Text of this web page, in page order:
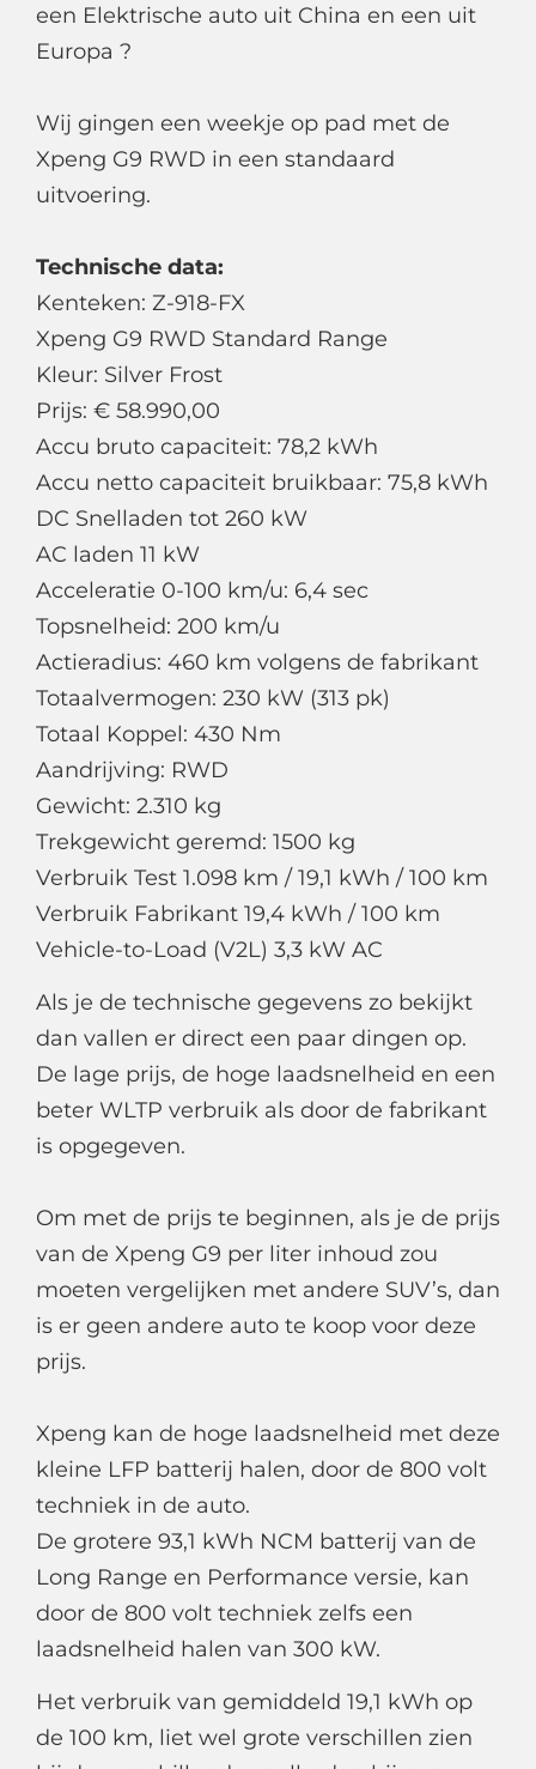
een Elektrische auto uit China en een uit
Europa ?
Wij gingen een weekje op pad met de
Xpeng G9 RWD in een standaard
uitvoering.
Technische data:
Kenteken: Z-918-FX
Xpeng G9 RWD Standard Range
Kleur: Silver Frost
Prijs: € 58.990,00
Accu bruto capaciteit: 78,2 kWh
Accu netto capaciteit bruikbaar: 75,8 kWh
DC Snelladen tot 260 kW
AC laden 11 kW
Acceleratie 0-100 km/u: 6,4 sec
Topsnelheid: 200 km/u
Actieradius: 460 km volgens de fabrikant
Totaalvermogen: 230 kW (313 pk)
Totaal Koppel: 430 Nm
Aandrijving: RWD
Gewicht: 2.310 kg
Trekgewicht geremd: 1500 kg
Verbruik Test 1.098 km / 19,1 kWh / 100 km
Verbruik Fabrikant 19,4 kWh / 100 km
Vehicle-to-Load (V2L) 3,3 kW AC
Als je de technische gegevens zo bekijkt
dan vallen er direct een paar dingen op.
De lage prijs, de hoge laadsnelheid en een
beter WLTP verbruik als door de fabrikant
is opgegeven.
Om met de prijs te beginnen, als je de prijs
van de Xpeng G9 per liter inhoud zou
moeten vergelijken met andere SUV’s, dan
is er geen andere auto te koop voor deze
prijs.
Xpeng kan de hoge laadsnelheid met deze
kleine LFP batterij halen, door de 800 volt
techniek in de auto.
De grotere 93,1 kWh NCM batterij van de
Long Range en Performance versie, kan
door de 800 volt techniek zelfs een
laadsnelheid halen van 300 kW.
Het verbruik van gemiddeld 19,1 kWh op
de 100 km, liet wel grote verschillen zien